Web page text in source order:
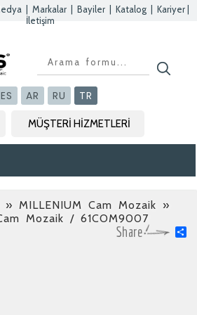
Markalar Bayiler Katalog Kariyer
İletişim
ES AR RU TR
MÜŞTERİ HİZMETLERİ
» MILLENIUM Cam Mozaik »
Mozaik / 61COM9007